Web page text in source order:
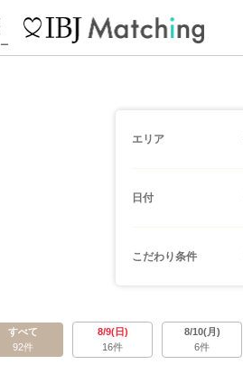
エリア
日付
こだわり条件
すべて
92件
8/9(日)
16件
8/10(月)
6件